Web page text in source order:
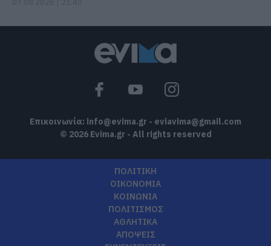
Επικοινωνία: info@evima.gr - eviavima@gmail.com
© 2026 Evima.gr - All rights reserved
ΠΟΛΙΤΙΚΗ
ΟΙΚΟΝΟΜΙΑ
ΚΟΙΝΩΝΙΑ
ΠΟΛΙΤΙΣΜΟΣ
ΑΘΛΗΤΙΚΑ
ΑΠΟΨΕΙΣ